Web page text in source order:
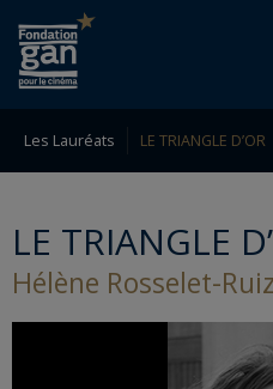
Go to content
Fondation
gan
pour
le
cinéma
Les Lauréats LE TRIANGLE D’OR
LE TRIANGLE
Hélène Rosselet-Ruiz